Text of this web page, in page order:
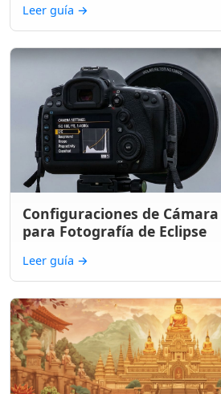
Leer guía →
Configuraciones de
para Fotografía de Eclipse
Leer guía →